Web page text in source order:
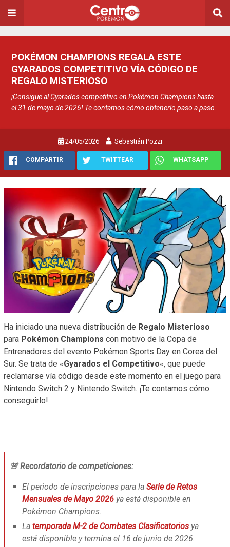
POKÉMON CHAMPIONS REGALA ESTE
GYARADOS COMPETITIVO VÍA CÓDIGO DE
REGALO MISTERIOSO
¡Consigue al Gyarados competitivo en Pokémon Champions hasta
el 31 de mayo de 2026! Te contamos cómo obtenerlo paso a paso.
24/05/2026 Sebastián Pozzi
COMPARTIR TWITTEAR WHATSAPP
Ha iniciado una nueva distribución de Regalo Misterioso
para Pokémon Champions con motivo de la Copa de
Entrenadores del evento Pokémon Sports Day en Corea del
Sur. Se trata de «Gyarados el Competitivo«, que puede
reclamarse vía código desde este momento en el juego para
Nintendo Switch 2 y Nintendo Switch. ¡Te contamos cómo
conseguirlo!
🚨 Recordatorio de competiciones:
El periodo de inscripciones para la Serie de Retos
Mensuales de Mayo 2026 ya está disponible en
Pokémon Champions.
La temporada M-2 de Combates Clasificatorios ya
está disponible y termina el 16 de junio de 2026.